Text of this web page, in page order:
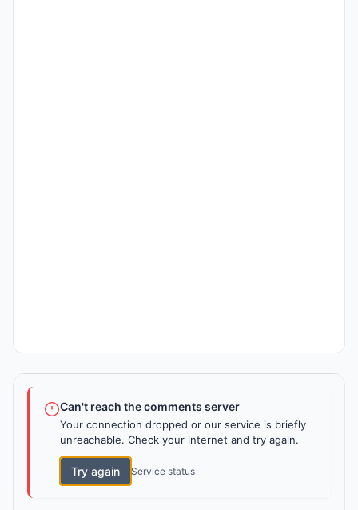
Can't reach the comments server
Your connection dropped or our service is briefly
unreachable. Check your internet and try again.
Try again Service status